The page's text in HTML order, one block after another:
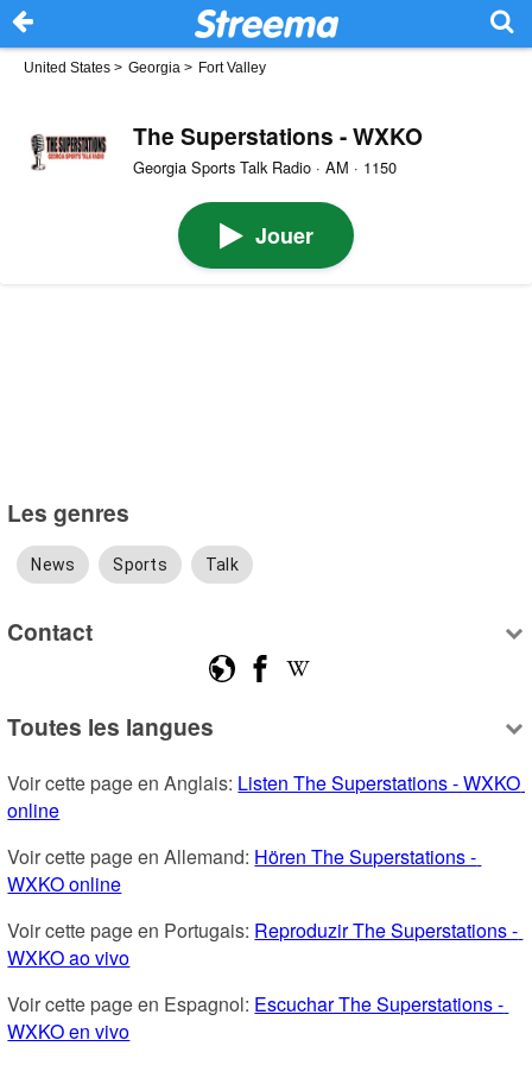
United States > Georgia > Fort Valley
The Superstations - WXKO
Georgia Sports Talk Radio · AM · 1150
Jouer
Les genres
News Sports Talk
Contact
Toutes les langues
Voir cette page en Anglais: Listen The Superstations - WXKO
online
Voir cette page en Allemand: Hören The Superstations -
WXKO online
Voir cette page en Portugais: Reproduzir The Superstations -
WXKO ao vivo
Voir cette page en Espagnol: Escuchar The Superstations -
WXKO en vivo